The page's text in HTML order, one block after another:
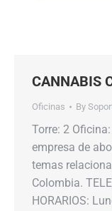
CANNABIS
Oficinas By
Torre: 2
empresa de
temas
Colombia.
HORARIOS: